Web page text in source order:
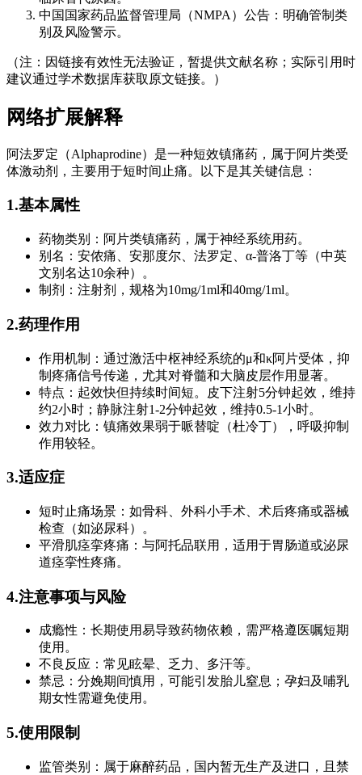
中国国家药品监督管理局（NMPA）公告：明确管制类
别及风险警示。
（注：因链接有效性无法验证，暂提供文献名称；实际引用时
建议通过学术数据库获取原文链接。）
网络扩展解释
阿法罗定（Alphaprodine）是一种短效镇痛药，属于阿片类受
体激动剂，主要用于短时间止痛。以下是其关键信息：
1.基本属性
药物类别：阿片类镇痛药，属于神经系统用药。
别名：安侬痛、安那度尔、法罗定、α-普洛丁等（中英
文别名达10余种）。
制剂：注射剂，规格为10mg/1ml和40mg/1ml。
2.药理作用
作用机制：通过激活中枢神经系统的μ和κ阿片受体，抑
制疼痛信号传递，尤其对脊髓和大脑皮层作用显著。
特点：起效快但持续时间短。皮下注射5分钟起效，维持
约2小时；静脉注射1-2分钟起效，维持0.5-1小时。
效力对比：镇痛效果弱于哌替啶（杜冷丁），呼吸抑制
作用较轻。
3.适应症
短时止痛场景：如骨科、外科小手术、术后疼痛或器械
检查（如泌尿科）。
平滑肌痉挛疼痛：与阿托品联用，适用于胃肠道或泌尿
道痉挛性疼痛。
4.注意事项与风险
成瘾性：长期使用易导致药物依赖，需严格遵医嘱短期
使用。
不良反应：常见眩晕、乏力、多汗等。
禁忌：分娩期间慎用，可能引发胎儿窒息；孕妇及哺乳
期女性需避免使用。
5.使用限制
监管类别：属于麻醉药品，国内暂无生产及进口，且禁